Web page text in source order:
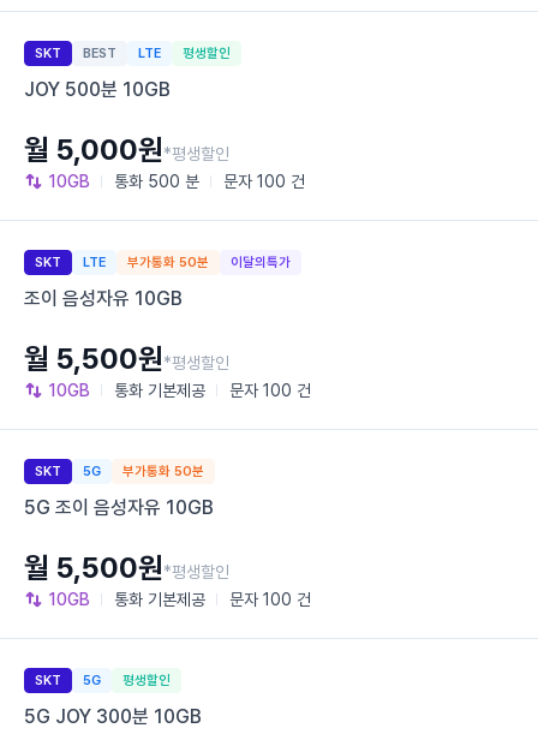
SKT BEST LTE 평생할인
JOY 500분 10GB
10GB 통화 500 분 문자 100 건
월 5,000원*평생할인
SKT LTE 부가통화 50분 이달의특가
조이 음성자유 10GB
10GB 통화 기본제공 문자 100 건
월 5,500원*평생할인
SKT 5G 부가통화 50분
5G 조이 음성자유 10GB
10GB 통화 기본제공 문자 100 건
월 5,500원*평생할인
SKT 5G 평생할인
5G JOY 300분 10GB